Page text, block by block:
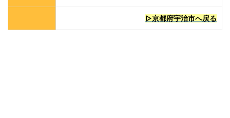
▷京都府宇治市へ戻る